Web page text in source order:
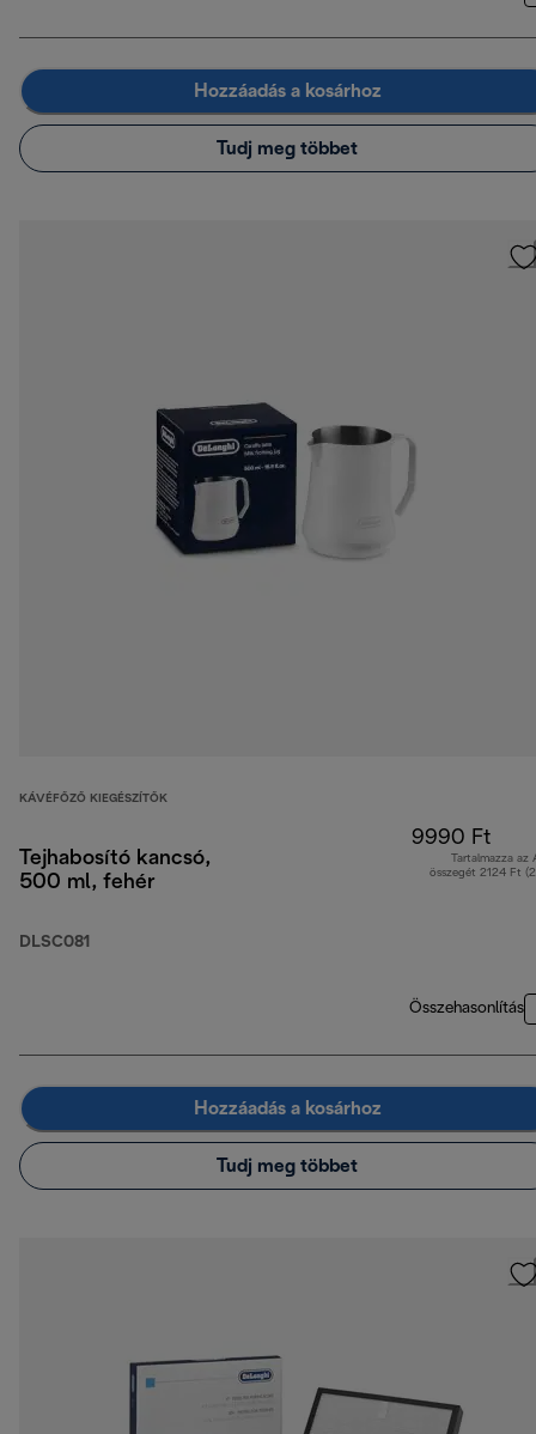
Hozzáadás a kosárhoz
Tudj meg többet
KÁVÉFŐZŐ KIEGÉSZÍTŐK
Tejhabosító kancsó,
500 ml, fehér
DLSC081
9990 Ft
Tartalmazza az
összegét 2124 Ft
Összehasonlítás
Hozzáadás a kosárhoz
Tudj meg többet